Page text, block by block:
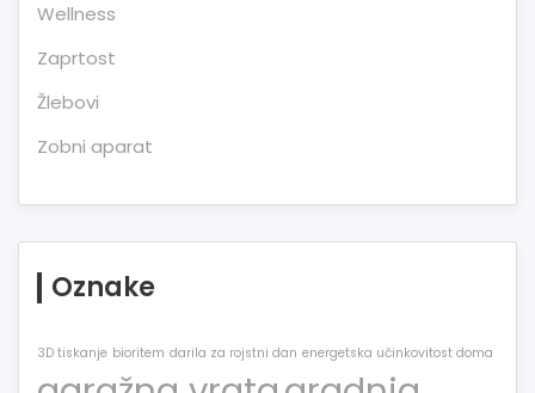
Wellness
Zaprtost
Žlebovi
Zobni aparat
Oznake
3D tiskanje bioritem darila za rojstni dan energetska učinkovitost doma